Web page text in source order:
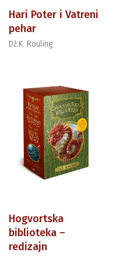
Hari Poter i Vatreni
pehar
Dž.K. Rouling
Hogvortska
biblioteka –
redizajn